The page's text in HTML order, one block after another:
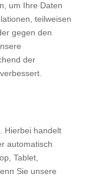
um Ihre Daten
teilweisen
gegen den
der
Hierbei handelt
automatisch
Tablet,
Sie unsere